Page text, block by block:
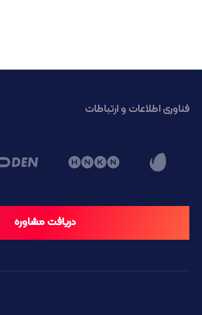
فناوری اطلاعات و ارتباطات
دریافت مشاوره